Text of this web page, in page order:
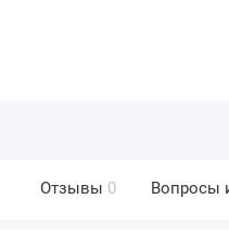
Отзывы 0 Вопросы